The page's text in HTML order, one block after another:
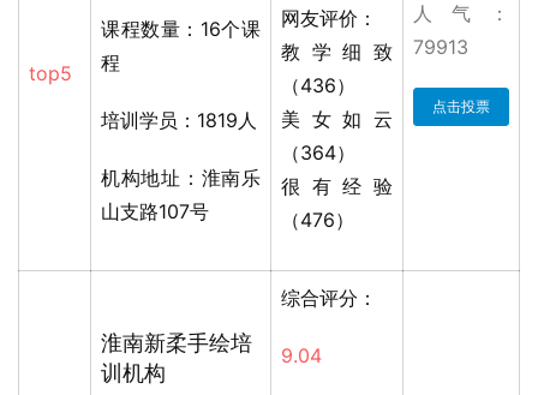
top5
课程数量：16个课
程
培训学员：1819人
机构地址：淮南乐
山支路107号
网友评价：
教学细致
（436）
美女如云
（364）
很有经验
（476）
人气：
79913
点击投票
淮南新柔手绘培
训机构
综合评分：
9.04